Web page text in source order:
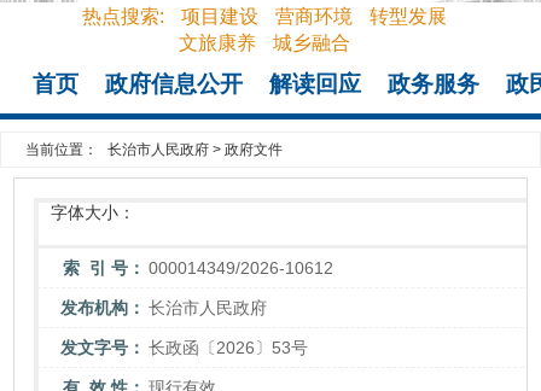
热点搜索: 项目建设 营商环境
转型发展
文旅康养
城乡融合
首页 政府信息公开 解读回应 政务服务 政
当前位置： 长治市人民政府 > 政府文件
字体大小：
索 引 号： 000014349/2026-10612
发布机构： 长治市人民政府
发文字号： 长政函〔2026〕53号